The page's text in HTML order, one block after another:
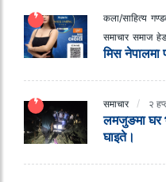
कला/साहित्य
समाचार समाज
मिस नेपालमा
समाचार २
लमजुङमा घर
घाइते।